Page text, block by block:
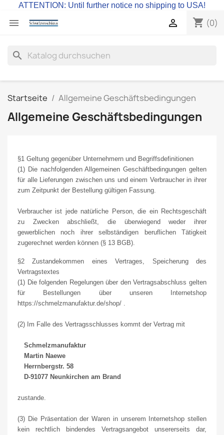
ATTENTION: Until further notice no shipping to USA!
 shopping_cart (0)

search
Startseite Allgemeine Geschäftsbedingungen
Allgemeine Geschäftsbedingungen
§1 Geltung gegenüber Unternehmern und Begriffsdefinitionen
(1) Die nachfolgenden Allgemeinen Geschäftbedingungen gelten
für alle Lieferungen zwischen uns und einem Verbraucher in ihrer
zum Zeitpunkt der Bestellung gültigen Fassung.
Verbraucher ist jede natürliche Person, die ein Rechtsgeschäft
zu Zwecken abschließt, die überwiegend weder ihrer
gewerblichen noch ihrer selbständigen beruflichen Tätigkeit
zugerechnet werden können (§ 13 BGB).
§2 Zustandekommen eines Vertrages, Speicherung des
Vertragstextes
(1) Die folgenden Regelungen über den Vertragsabschluss gelten
für Bestellungen über unseren Internetshop
https://schmelzmanufaktur.de/shop/ .
(2) Im Falle des Vertragsschlusses kommt der Vertrag mit
Schmelzmanufaktur
Martin Naewe
Herrnbergstr. 58
D-91077 Neunkirchen am Brand
zustande.
(3) Die Präsentation der Waren in unserem Internetshop stellen
kein rechtlich bindendes Vertragsangebot unsererseits dar,